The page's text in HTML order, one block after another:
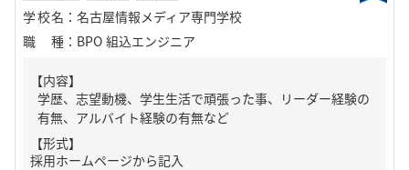
学校名 ： 名古屋情報メディア専門学校
職種 ： BPO 組込エンジニア
【内容】
学歴、志望動機、学生生活で頑張った事、リーダー経験の
有無、アルバイト経験の有無など
【形式】
採用ホームページから記入